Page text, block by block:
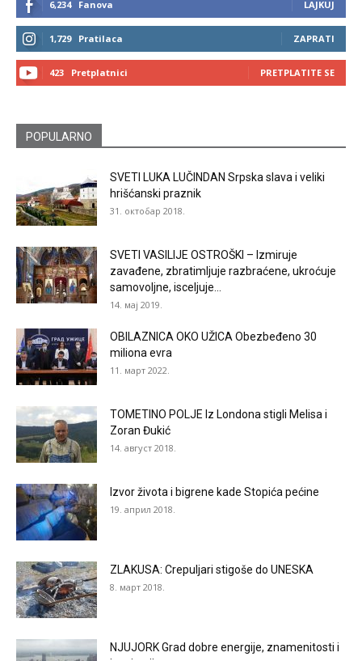
6,234 Fanova LAJKUJ
1,729 Pratilaca ZAPRATI
423 Pretplatnici PRETPLATITE SE
POPULARNO
SVETI LUKA LUČINDAN Srpska slava i veliki
hrišćanski praznik
31. октобар 2018.
SVETI VASILIJE OSTROŠKI – Izmiruje
zavađene, zbratimljuje razbraćene, ukroćuje
samovoljne, isceljuje...
14. мај 2019.
OBILAZNICA OKO UŽICA Obezbeđeno 30
miliona evra
11. март 2022.
TOMETINO POLJE Iz Londona stigli Melisa i
Zoran Đukić
14. август 2018.
Izvor života i bigrene kade Stopića pećine
19. април 2018.
ZLAKUSA: Crepuljari stigoše do UNESKA
8. март 2018.
NJUJORK Grad dobre energije, znamenitosti i